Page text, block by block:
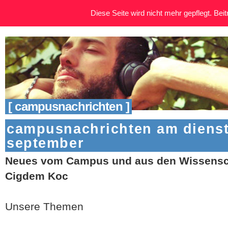
[ campusnachrichten ]
campusnachrichten am
september
Neues vom Campus und aus den
Cigdem Koc
Unsere Themen
Diese Seite wird nicht mehr gepflegt.